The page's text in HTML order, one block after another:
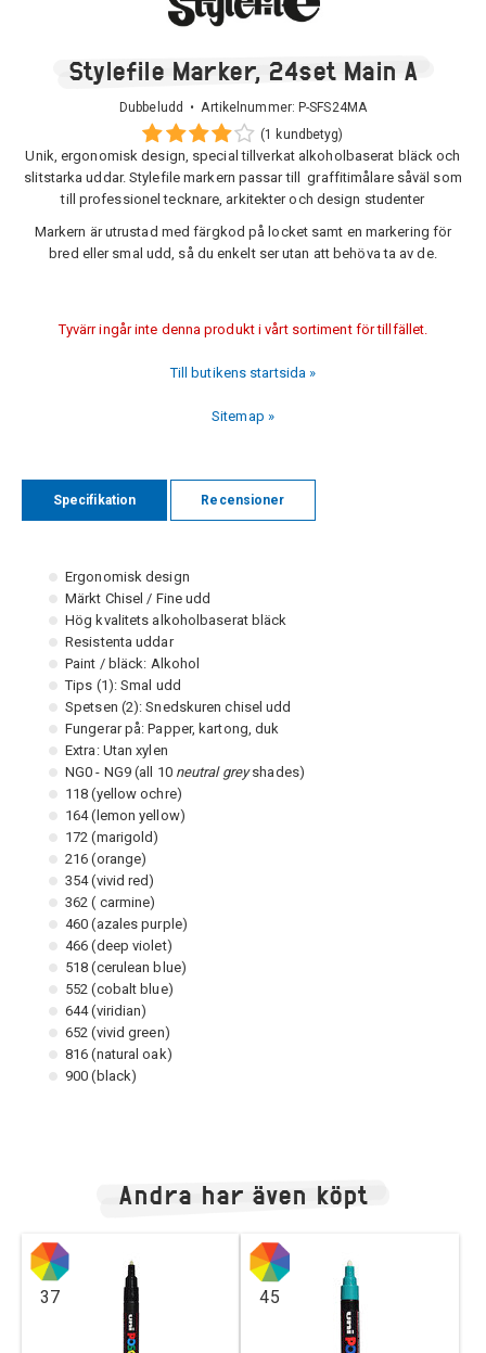
Stylefile Marker, 24set Main A
Dubbeludd • Artikelnummer: P-SFS24MA
(1 kundbetyg)
Unik, ergonomisk design, special tillverkat alkoholbaserat bläck och
slitstarka uddar. Stylefile markern passar till graffitimålare såväl som
till professionel tecknare, arkitekter och design studenter
Markern är utrustad med färgkod på locket samt en markering för
bred eller smal udd, så du enkelt ser utan att behöva ta av de.
Tyvärr ingår inte denna produkt i vårt sortiment för tillfället.
Till butikens startsida »
Sitemap »
Specifikation Recensioner
Ergonomisk design
Märkt Chisel / Fine udd
Hög kvalitets alkoholbaserat bläck
Resistenta uddar
Paint / bläck: Alkohol
Tips (1): Smal udd
Spetsen (2): Snedskuren chisel udd
Fungerar på: Papper, kartong, duk
Extra: Utan xylen
NG0 - NG9 (all 10 neutral greyshades)
118 (yellow ochre)
164 (lemon yellow)
172 (marigold)
216 (orange)
354 (vivid red)
362 ( carmine)
460 (azales purple)
466 (deep violet)
518 (cerulean blue)
552 (cobalt blue)
644 (viridian)
652 (vivid green)
816 (natural oak)
900 (black)
Andra har även köpt
37 45